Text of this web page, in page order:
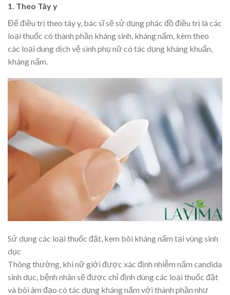
1. Theo Tây y
Để điều trị theo tây y, bác sĩ sẽ sử dụng phác đồ điều trị là các
loại thuốc có thành phần kháng sinh, kháng nấm, kèm theo
các loại dung dịch vệ sinh phụ nữ có tác dụng kháng khuẩn,
kháng nấm.
Sử dụng các loại thuốc đặt, kem bôi kháng nấm tại vùng sinh
dục
Thông thường, khi nữ giới được xác định nhiễm nấm candida
sinh dục, bệnh nhân sẽ được chỉ định dùng các loại thuốc đặt
và bôi âm đạo có tác dụng kháng nấm với thành phần như